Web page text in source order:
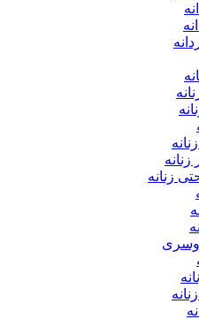
زنانه